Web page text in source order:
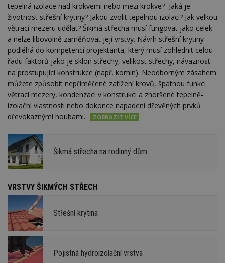
tepelná izolace nad krokvemi nebo mezi krokve? Jaká je
životnost střešní krytiny? Jakou zvolit tepelnou izolaci? Jak velkou
větrací mezeru udělat? Šikmá střecha musí fungovat jako celek
a nelze libovolně zaměňovat její vrstvy. Návrh střešní krytiny
podléhá do kompetencí projektanta, který musí zohlednit celou
řadu faktorů jako je sklon střechy, velikost střechy, návaznost
na prostupující konstrukce (např. komín). Neodborným zásahem
můžete způsobit nepřiměřené zatížení krovů, špatnou funkci
větrací mezery, kondenzaci v konstrukci a zhoršené tepelně-
izolační vlastnosti nebo dokonce napadení dřevěných prvků
dřevokaznými houbami.
Šikmá střecha na rodinný dům
VRSTVY ŠIKMÝCH STŘECH
Střešní krytina
Pojistná hydroizolační vrstva